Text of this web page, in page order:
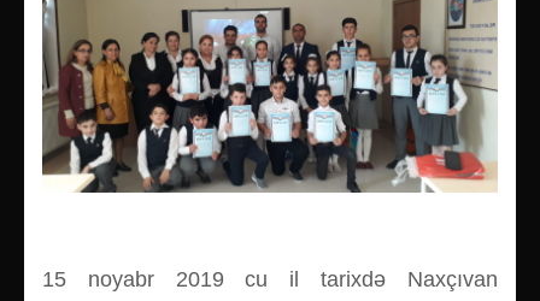
15 noyabr 2019 cu il tarixdə Naxçıvan